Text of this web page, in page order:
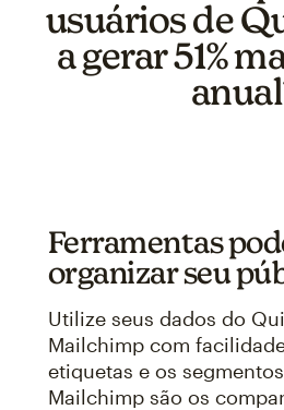
usuários de
a gerar 51%
Ferramentas
organizar seu
Utilize seus dados do
Mailchimp com
etiquetas e os
Mailchimp são os